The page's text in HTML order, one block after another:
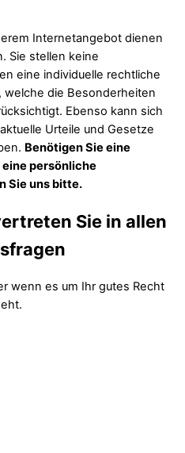
Internetangebot dienen
Sie stellen keine
eine individuelle rechtliche
welche die Besonderheiten
Ebenso kann sich
Urteile und Gesetze
Benötigen Sie eine
persönliche
Sie uns bitte.
Sie in allen
wenn es um Ihr gutes Recht